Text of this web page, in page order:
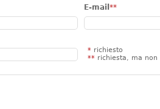
E-mail **
* richiesto
** richiesta, ma non